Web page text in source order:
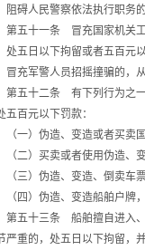
碍人民警察依法执行职务
五十一条 冒充国家机关工
处五日以下拘留或者五百元
充军警人员招摇撞骗的，
五十二条 有下列行为之一
五百元以下罚款：
一）伪造、变造或者买卖国
二）买卖或者使用伪造、变
三）伪造、变造、倒卖车票
四）伪造、变造船舶户牌，
五十三条 船舶擅自进入、
严重的，处五日以下拘留，